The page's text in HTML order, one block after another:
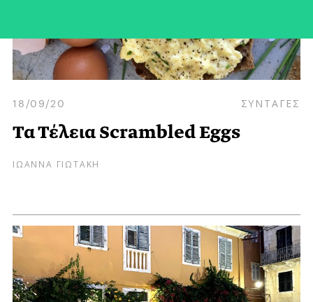
18/09/20 ΣΥΝΤΑΓΕΣ
Τα Τέλεια Scrambled Eggs
ΙΩΑΝΝΑ ΓΙΩΤΑΚΗ